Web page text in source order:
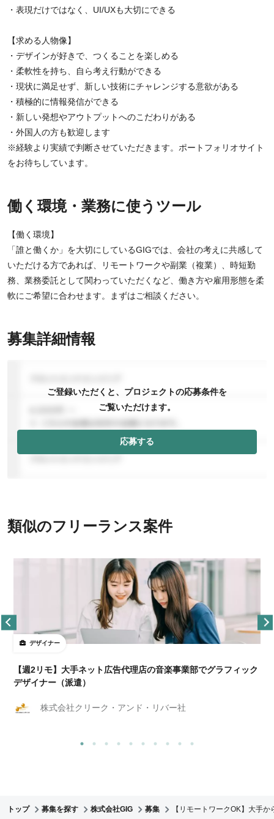
・表現だけではなく、UI/UXも大切にできる
【求める人物像】
・デザインが好きで、つくることを楽しめる
・柔軟性を持ち、自ら考え行動ができる
・現状に満足せず、新しい技術にチャレンジする意欲がある
・積極的に情報発信ができる
・新しい発想やアウトプットへのこだわりがある
・外国人の方も歓迎します
※経験より実績で判断させていただきます。ポートフォリオサイト
をお待ちしています。
働く環境・業務に使うツール
【働く環境】
「誰と働くか」を大切にしているGIGでは、会社の考えに共感して
いただける方であれば、リモートワークや副業（複業）、時短勤
務、業務委託として関わっていただくなど、働き方や雇用形態を柔
軟にご希望に合わせます。まずはご相談ください。
募集詳細情報
ご登録いただくと、プロジェクトの応募条件を
ご覧いただけます。
応募する
類似のフリーランス案件
デザイナー
【週2リモ】大手ネット広告代理店の音楽事業部でグラフィック
デザイナー（派遣）
株式会社クリーク・アンド・リバー社
トップ 募集を探す 株式会社GIG 募集 【リモートワークOK】大手